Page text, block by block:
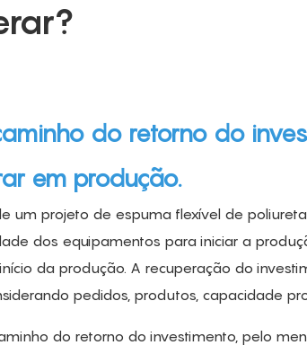
do retorno do
em produção.
um projeto de espuma flexível de
dos equipamentos para iniciar a
da produção. A recuperação do
pedidos, produtos, capacidade
do retorno do investimento, pelo